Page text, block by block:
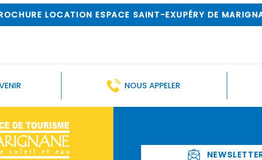
LOCATION ESPACE SAINT-EXUPÉRY DE
NOUS APPELER